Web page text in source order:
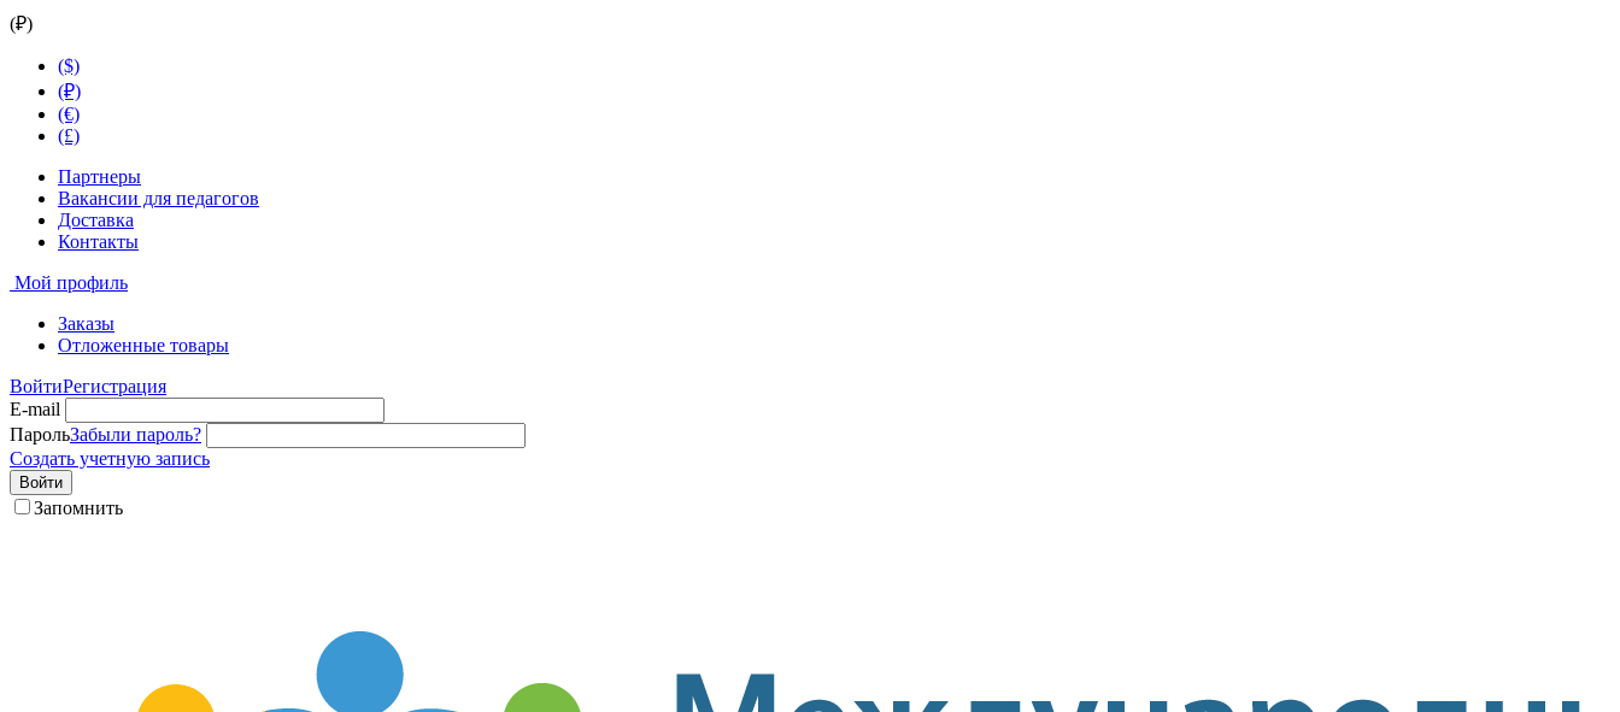
(₽)
($)
(₽)
(€)
(£)
Партнеры
Вакансии для педагогов
Доставка
Контакты
Мой профиль
Заказы
Отложенные товары
ВойтиРегистрация
E-mail
ПарольЗабыли пароль?
Создать учетную запись
Войти
Запомнить